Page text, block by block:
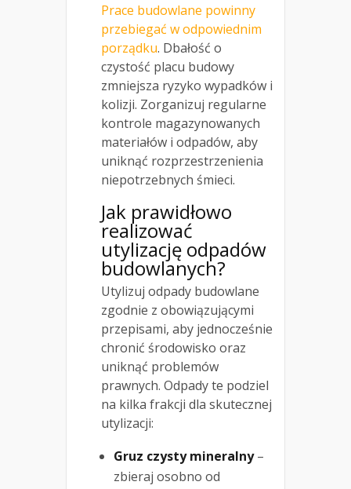
Prace budowlane powinny
przebiegać w odpowiednim
porządku. Dbałość o
czystość placu budowy
zmniejsza ryzyko wypadków i
kolizji. Zorganizuj regularne
kontrole magazynowanych
materiałów i odpadów, aby
uniknąć rozprzestrzenienia
niepotrzebnych śmieci.
Jak prawidłowo
realizować
utylizację odpadów
budowlanych?
Utylizuj odpady budowlane
zgodnie z obowiązującymi
przepisami, aby jednocześnie
chronić środowisko oraz
uniknąć problemów
prawnych. Odpady te podziel
na kilka frakcji dla skutecznej
utylizacji:
Gruz czysty mineralny–
zbieraj osobno od